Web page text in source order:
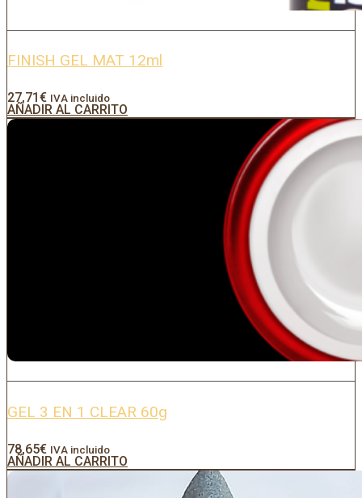
FINISH GEL MAT 12ml
27,71 € IVA incluido
AÑADIR AL CARRITO
GEL 3 EN 1 CLEAR 60g
78,65€ IVA incluido
AÑADIR AL CARRITO